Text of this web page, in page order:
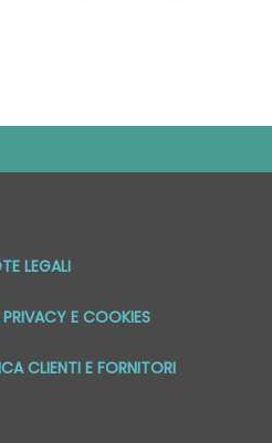
LEGALI
E COOKIES
CLIENTI E FORNITORI